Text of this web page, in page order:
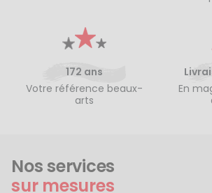
172 ans
Votre référence beaux-
arts
En
Nos services
sur mesures